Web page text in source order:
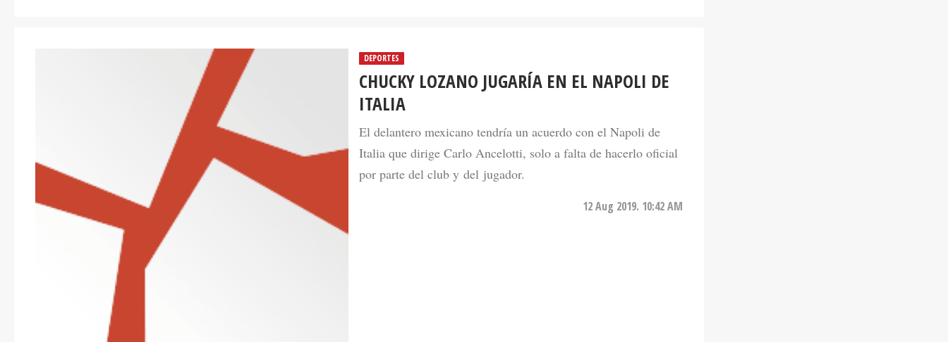
DEPORTES
CHUCKY LOZANO JUGARÍA EN EL NAPOLI DE
ITALIA
El delantero mexicano tendría un acuerdo con el Napoli de
Italia que dirige Carlo Ancelotti, solo a falta de hacerlo oficial
por parte del club y del jugador.
12 Aug 2019. 10:42 AM